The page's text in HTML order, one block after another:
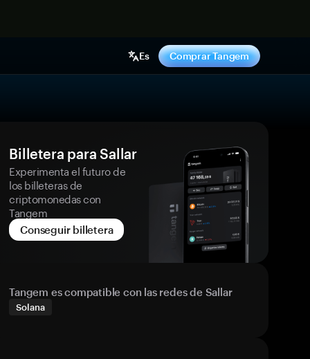
Es Comprar Tangem
Billetera para Sallar
Experimenta el futuro de
los billeteras de
criptomonedas con
Tangem
Conseguir billetera
Tangem es compatible con las redes de Sallar
Solana